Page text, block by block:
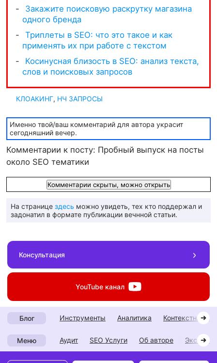
КЛОАКИНГ, НЧ ЗАПРОСЫ
Именно твой/ваш комментарий для автора украсит
сегодняшний вечер.
Комментарии к посту: Пробный выпуск на посты
около SEO тематики
Комментарии скрыты, можно открыть
На странице здесь можно увидеть, тех кто поддержал и
задонатил в формате публикации вечнной статьи.
Консультация
YouTube канал
Блог инструменты аналитика контекстная
Меню Аудит SEO Услуги Об авторе